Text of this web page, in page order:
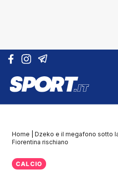
Vai al contenuto
Home
Dzeko e il megafono sotto
Fiorentina rischiano
CALCIO